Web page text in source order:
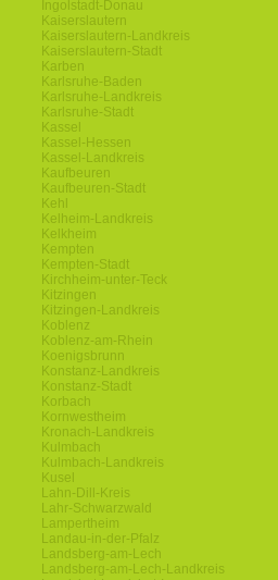
Ingolstadt-Donau
Kaiserslautern
Kaiserslautern-Landkreis
Kaiserslautern-Stadt
Karben
Karlsruhe-Baden
Karlsruhe-Landkreis
Karlsruhe-Stadt
Kassel
Kassel-Hessen
Kassel-Landkreis
Kaufbeuren
Kaufbeuren-Stadt
Kehl
Kelheim-Landkreis
Kelkheim
Kempten
Kempten-Stadt
Kirchheim-unter-Teck
Kitzingen
Kitzingen-Landkreis
Koblenz
Koblenz-am-Rhein
Koenigsbrunn
Konstanz-Landkreis
Konstanz-Stadt
Korbach
Kornwestheim
Kronach-Landkreis
Kulmbach
Kulmbach-Landkreis
Kusel
Lahn-Dill-Kreis
Lahr-Schwarzwald
Lampertheim
Landau-in-der-Pfalz
Landsberg-am-Lech
Landsberg-am-Lech-Landkreis